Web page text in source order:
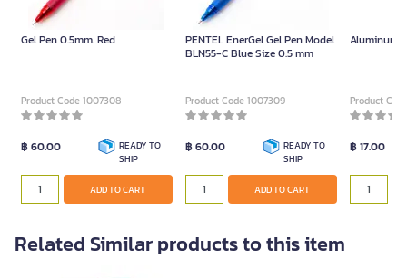
Gel Pen 0.5mm. Red
Product Code 1007308
฿ 60.00
READY TO
SHIP
ADD TO CART
PENTEL EnerGel Gel Pen Model
BLN55-C Blue Size 0.5 mm
Product Code 1007309
฿ 60.00
READY TO
SHIP
ADD TO CART
Aluminum
Product
฿ 17.00
Related Similar products to this item